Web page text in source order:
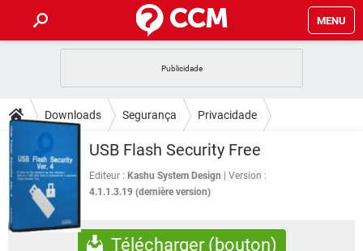
MENU
CELULAR FACEBOOK
OUTLOOK EXCEL
INSTAGRAM GMAIL
GUIA DE COMPRAS
DICAS
JOGOS
CELULAR FACEBOOK
OUTLOOK EXCEL
INSTAGRAM
GUIA DE COMPRAS
DOWNLOADS
JOGOS WHATSAPP
CELULAR
OUTLOOK EXCEL
FÓRUM
JOGOS
FACEBOOK
GLOSSÁRIO
Downloads Segurança Privacidade
USB Flash Security Free
Editeur : Kashu System Design
Version :
4.1.1.3.19 (dernière version)
Télécharger (bouton)